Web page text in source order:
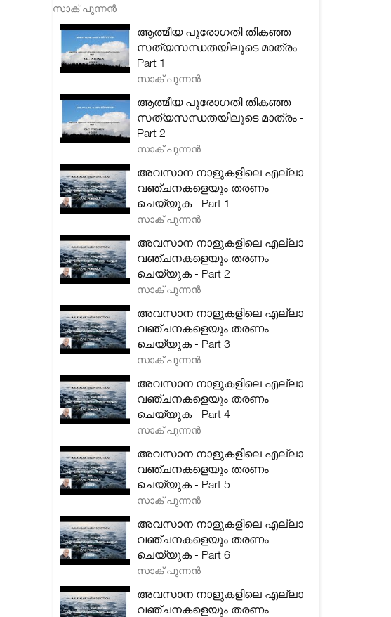
സാക് പുന്നൻ
ആത്മീയ പുരോഗതി തികഞ്ഞ
സത്യസന്ധതയിലൂടെ മാത്രം -
Part 1
സാക് പുന്നൻ
ആത്മീയ പുരോഗതി തികഞ്ഞ
സത്യസന്ധതയിലൂടെ മാത്രം -
Part 2
സാക് പുന്നൻ
അവസാന നാളുകളിലെ എല്ലാ
വഞ്ചനകളെയും തരണം
ചെയ്യുക - Part 1
സാക് പുന്നൻ
അവസാന നാളുകളിലെ എല്ലാ
വഞ്ചനകളെയും തരണം
ചെയ്യുക - Part 2
സാക് പുന്നൻ
അവസാന നാളുകളിലെ എല്ലാ
വഞ്ചനകളെയും തരണം
ചെയ്യുക - Part 3
സാക് പുന്നൻ
അവസാന നാളുകളിലെ എല്ലാ
വഞ്ചനകളെയും തരണം
ചെയ്യുക - Part 4
സാക് പുന്നൻ
അവസാന നാളുകളിലെ എല്ലാ
വഞ്ചനകളെയും തരണം
ചെയ്യുക - Part 5
സാക് പുന്നൻ
അവസാന നാളുകളിലെ എല്ലാ
വഞ്ചനകളെയും തരണം
ചെയ്യുക - Part 6
സാക് പുന്നൻ
അവസാന നാളുകളിലെ എല്ലാ
വഞ്ചനകളെയും തരണം